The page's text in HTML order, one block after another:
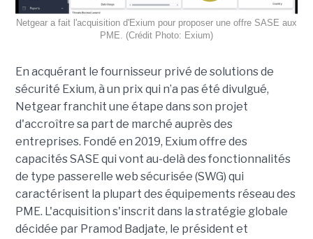
Netgear a fait l'acquisition d'Exium pour proposer une offre SASE aux
PME. (Crédit Photo: Exium)
En acquérant le fournisseur privé de solutions de
sécurité Exium, à un prix qui n’a pas été divulgué,
Netgear franchit une étape dans son projet
d'accroître sa part de marché auprès des
entreprises. Fondé en 2019, Exium offre des
capacités SASE qui vont au-delà des fonctionnalités
de type passerelle web sécurisée (SWG) qui
caractérisent la plupart des équipements réseau des
PME. L'acquisition s'inscrit dans la stratégie globale
décidée par Pramod Badjate, le président et